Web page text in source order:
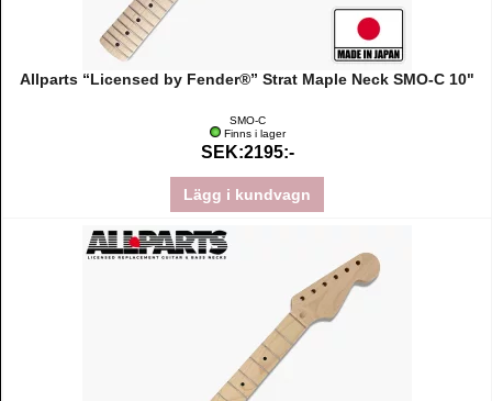
Allparts “Licensed by Fender®” Strat Maple Neck SMO-C 10"
SMO-C
Finns i lager
SEK:2195:-
Lägg i kundvagn